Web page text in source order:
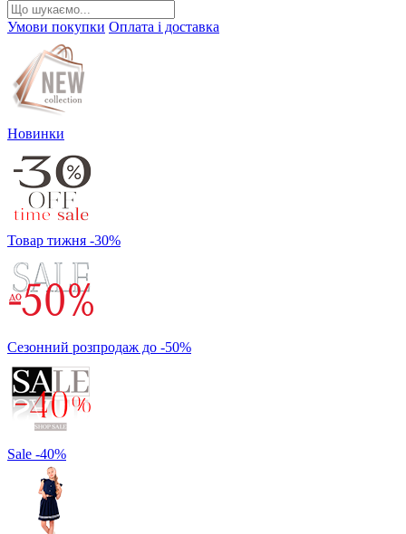
Умови покупки Оплата і доставка
Новинки
Товар тижня -30%
Сезонний розпродаж до -50%
Sale -40%